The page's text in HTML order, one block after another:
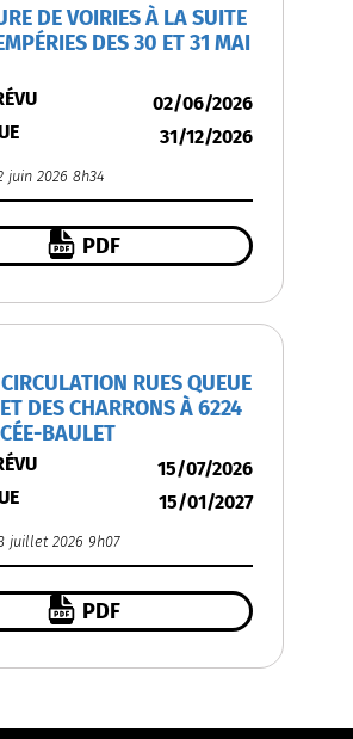
DE VOIRIES À LA SUITE
DES 30 ET 31 MAI
02/06/2026
31/12/2026
juin 2026 8h34
PDF
RUES QUEUE
DES CHARRONS À 6224
BAULET
15/07/2026
15/01/2027
juillet 2026 9h07
PDF